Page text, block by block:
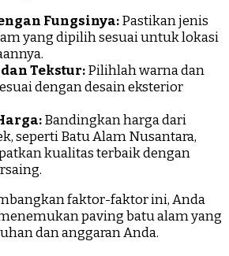
Fungsinya:Pastikan jenis
yang dipilih sesuai untuk lokasi
Tekstur:Pilihlah warna dan
dengan desain eksterior
Bandingkan harga dari
seperti Batu Alam Nusantara,
kualitas terbaik dengan
faktor-faktor ini, Anda
paving batu alam yang
dan anggaran Anda.